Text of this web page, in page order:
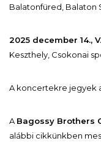
Balatonfüred, Balaton
2025 december 14.,
Keszthely, Csokonai
A koncertekre jegyek
A Bagossy Brothers
alábbi cikkünkben